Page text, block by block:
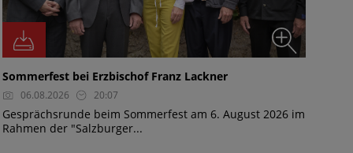
Sommerfest bei Erzbischof Franz Lackner
06.08.2026 20:07
Gesprächsrunde beim Sommerfest am 6. August 2026 im
Rahmen der "Salzburger...